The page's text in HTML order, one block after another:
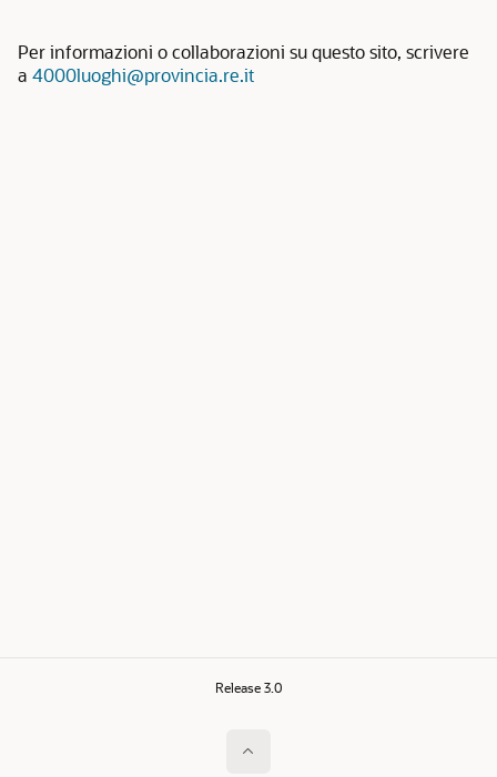
Per informazioni o collaborazioni su questo sito, scrivere
a 4000luoghi@provincia.re.it
Release 3.0